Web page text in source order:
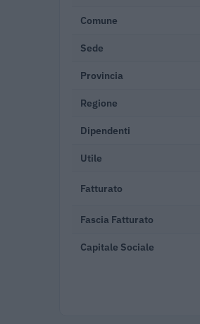
Comune
Sede
Provincia
Regione
Dipendenti
Utile
Fatturato
Fascia Fatturato
Capitale Sociale